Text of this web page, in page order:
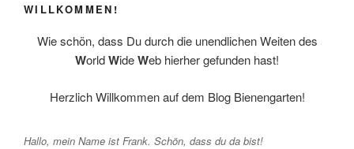
WILLKOMMEN!
Wie schön, dass Du durch die unendlichen Weiten des
WorldWideWeb hierher gefunden hast!
Herzlich Willkommen auf dem Blog Bienengarten!
Hallo, mein Name ist Frank. Schön, dass du da bist!